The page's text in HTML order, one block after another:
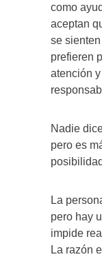
como
aceptan
se
prefieren
atención
Nadie
pero es
La
pero hay
impide
La razón